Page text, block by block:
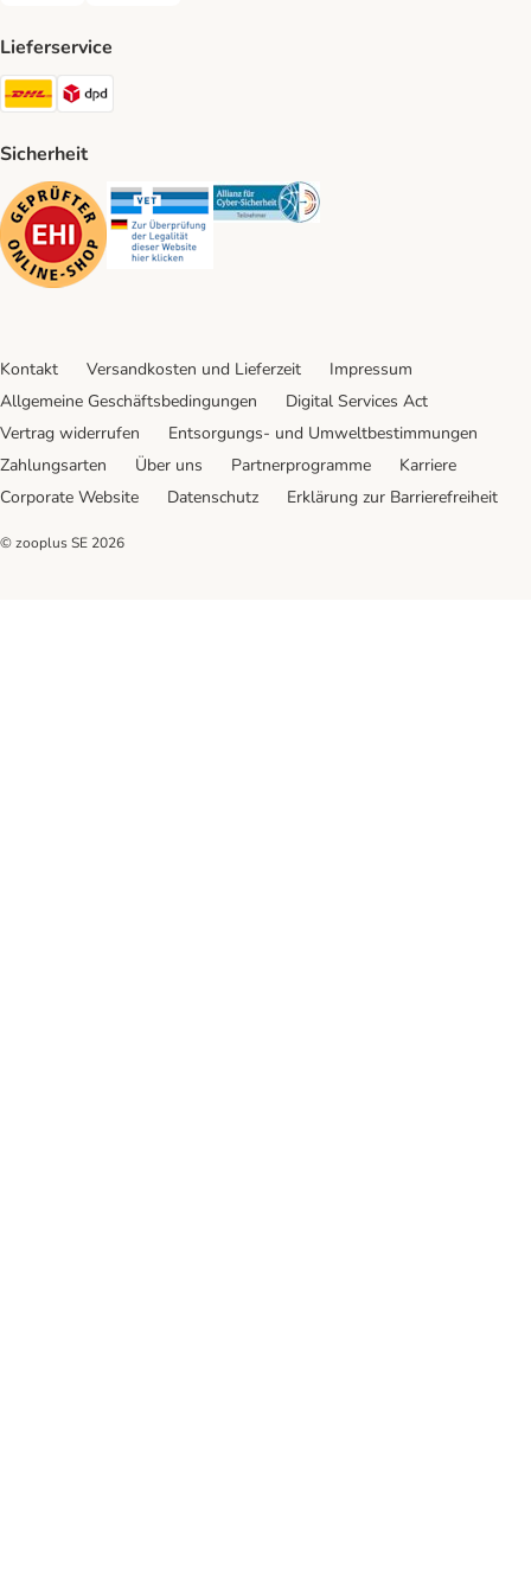
Lieferservice
DHL Shipping Method
Sicherheit
Security Security Security
Kontakt Versandkosten und Lieferzeit
Impressum
Allgemeine Geschäftsbedingungen
Digital Services Act
Vertrag widerrufen
Entsorgungs- und Umweltbestimmungen
Zahlungsarten
Über uns Partnerprogramme
Karriere
Corporate Website
Datenschutz Erklärung zur Barrierefreiheit
© zooplus SE 2026